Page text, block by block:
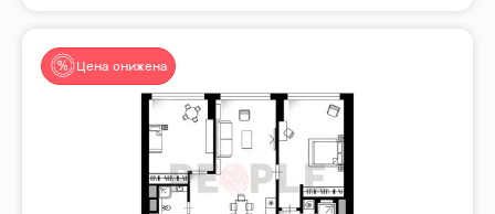
Цена снижена